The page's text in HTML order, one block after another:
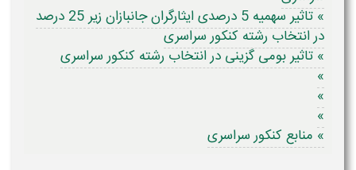
» تاثیر سهمیه 5 درصدی ایثارگران جانبازان زیر 25 درصد
در انتخاب رشته کنکور سراسری
» تاثیر بومی گزینی در انتخاب رشته کنکور سراسری
»
»
»
» منابع کنکور سراسری